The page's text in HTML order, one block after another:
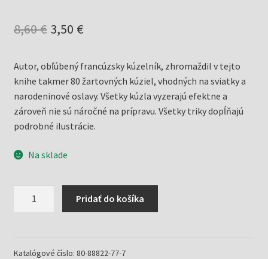
8,60€ Pôvodná
bola:
8,60 €.
3,50 €Aktuálna
je:
3,50 €.
Autor, obľúbený francúzsky kúzelník, zhromaždil v tejto
knihe takmer 80 žartovných kúziel, vhodných na sviatky a
narodeninové oslavy. Všetky kúzla vyzerajú efektne a
zároveň nie sú náročné na prípravu. Všetky triky dopĺňajú
podrobné ilustrácie.
Na sklade
voľné
Pridať do košíka
Katalógové číslo: 80-88822-77-7